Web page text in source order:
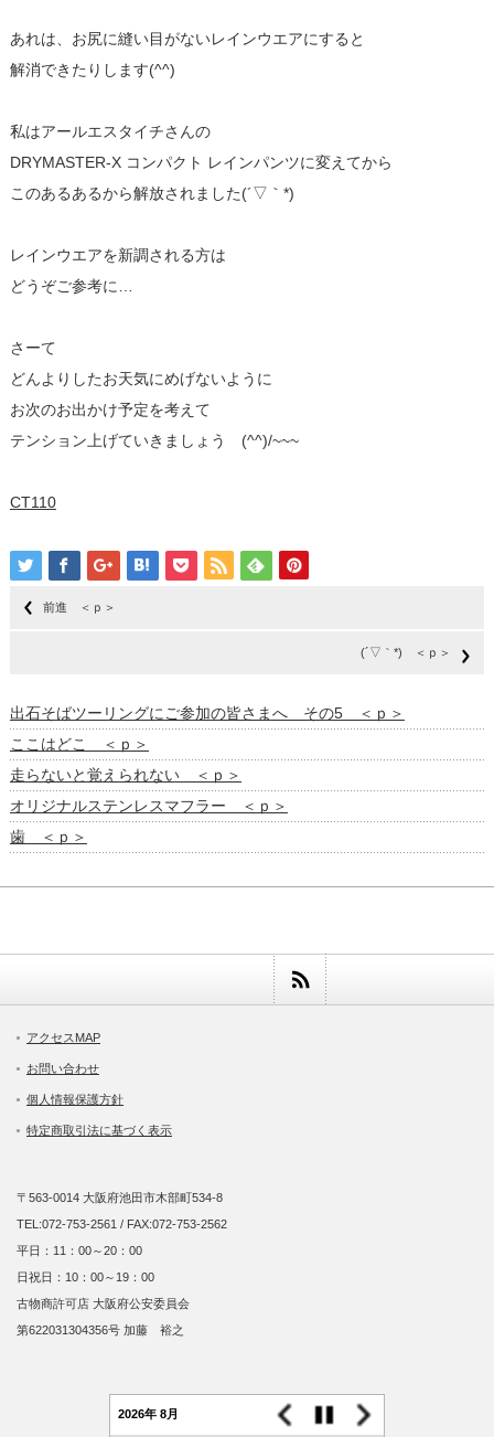
あれは、お尻に縫い目がないレインウエアにすると
解消できたりします(^^)
私はアールエスタイチさんの
DRYMASTER-X コンパクト レインパンツに変えてから
このあるあるから解放されました(´▽｀*)
レインウエアを新調される方は
どうぞご参考に…
さーて
どんよりしたお天気にめげないように
お次のお出かけ予定を考えて
テンション上げていきましょう (^^)/~~~
CT110
前進 ＜ｐ＞
(´▽｀*) ＜ｐ＞
出石そばツーリングにご参加の皆さまへ その5 ＜ｐ＞
ここはどこ ＜ｐ＞
走らないと覚えられない ＜ｐ＞
オリジナルステンレスマフラー ＜ｐ＞
歯 ＜ｐ＞
アクセスMAP
お問い合わせ
個人情報保護方針
特定商取引法に基づく表示
〒563-0014 大阪府池田市木部町534-8
TEL:072-753-2561 / FAX:072-753-2562
平日：11：00～20：00
日祝日：10：00～19：00
古物商許可店 大阪府公安委員会
第622031304356号 加藤 裕之
2026年 8月